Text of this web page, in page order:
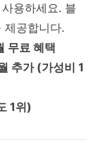
용하세요. 블
제공합니다.
무료 혜택
추가 (가성비 1
1위)